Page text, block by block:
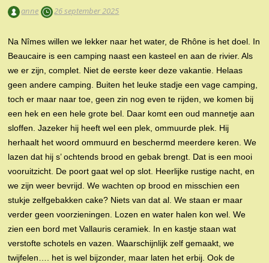
anne 26 september 2025
Na Nîmes willen we lekker naar het water, de Rhône is het doel. In
Beaucaire is een camping naast een kasteel en aan de rivier. Als
we er zijn, complet. Niet de eerste keer deze vakantie. Helaas
geen andere camping. Buiten het leuke stadje een vage camping,
toch er maar naar toe, geen zin nog even te rijden, we komen bij
een hek en een hele grote bel. Daar komt een oud mannetje aan
sloffen. Jazeker hij heeft wel een plek, ommuurde plek. Hij
herhaalt het woord ommuurd en beschermd meerdere keren. We
lazen dat hij s’ ochtends brood en gebak brengt. Dat is een mooi
vooruitzicht. De poort gaat wel op slot. Heerlijke rustige nacht, en
we zijn weer bevrijd. We wachten op brood en misschien een
stukje zelfgebakken cake? Niets van dat al. We staan er maar
verder geen voorzieningen. Lozen en water halen kon wel. We
zien een bord met Vallauris ceramiek. In en kastje staan wat
verstofte schotels en vazen. Waarschijnlijk zelf gemaakt, we
twijfelen…. het is wel bijzonder, maar laten het erbij. Ook de